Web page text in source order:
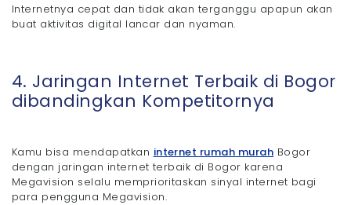
Internetnya cepat dan tidak akan terganggu apapun akan
buat aktivitas digital lancar dan nyaman.
4. Jaringan Internet Terbaik di Bogor
dibandingkan Kompetitornya
Kamu bisa mendapatkan internet rumah murah Bogor
dengan jaringan internet terbaik di Bogor karena
Megavision selalu memprioritaskan sinyal internet bagi
para pengguna Megavision.